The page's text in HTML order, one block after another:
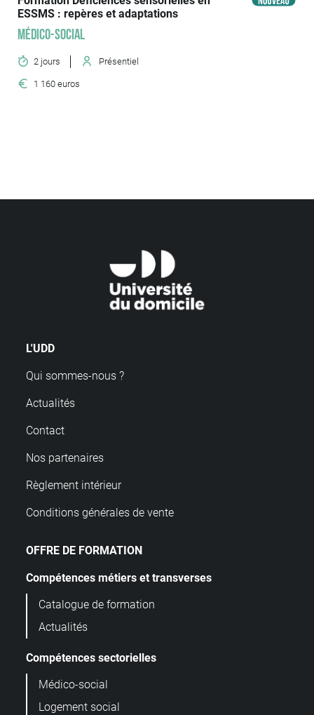
ESSMS : repères et adaptations
Médico-social
2 jours Présentiel
1 160 euros
L'UDD
Qui sommes-nous ?
Actualités
Contact
Nos partenaires
Règlement intérieur
Conditions générales de vente
OFFRE DE FORMATION
Compétences métiers et transverses
Catalogue de formation
Actualités
Compétences sectorielles
Médico-social
Logement social